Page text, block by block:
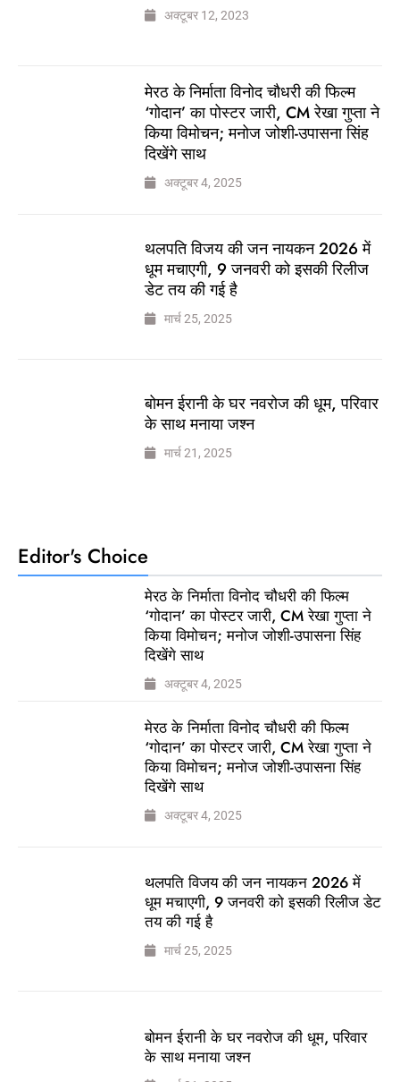
अक्टूबर 12, 2023
मेरठ के निर्माता विनोद चौधरी की फिल्म
‘गोदान’ का पोस्टर जारी, CM रेखा गुप्ता ने
किया विमोचन; मनोज जोशी-उपासना सिंह
दिखेंगे साथ
अक्टूबर 4, 2025
थलपति विजय की जन नायकन 2026 में
धूम मचाएगी, 9 जनवरी को इसकी रिलीज
डेट तय की गई है
मार्च 25, 2025
बोमन ईरानी के घर नवरोज की धूम, परिवार
के साथ मनाया जश्न
मार्च 21, 2025
Editor's Choice
मेरठ के निर्माता विनोद चौधरी की फिल्म
‘गोदान’ का पोस्टर जारी, CM रेखा गुप्ता ने
किया विमोचन; मनोज जोशी-उपासना सिंह
दिखेंगे साथ
अक्टूबर 4, 2025
मेरठ के निर्माता विनोद चौधरी की फिल्म
‘गोदान’ का पोस्टर जारी, CM रेखा गुप्ता ने
किया विमोचन; मनोज जोशी-उपासना सिंह
दिखेंगे साथ
अक्टूबर 4, 2025
थलपति विजय की जन नायकन 2026 में
धूम मचाएगी, 9 जनवरी को इसकी रिलीज डेट
तय की गई है
मार्च 25, 2025
बोमन ईरानी के घर नवरोज की धूम, परिवार
के साथ मनाया जश्न